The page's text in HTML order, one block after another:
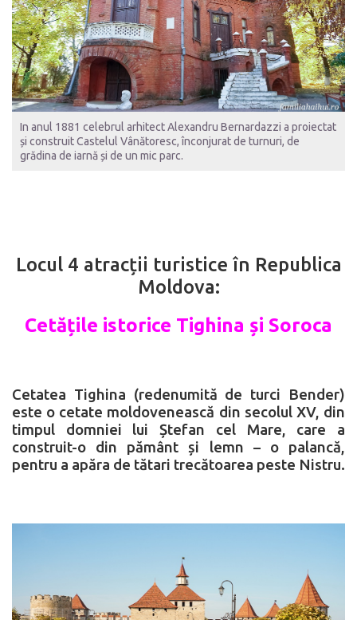
In anul 1881 celebrul arhitect Alexandru Bernardazzi a proiectat
și construit Castelul Vânătoresc, înconjurat de turnuri, de
grădina de iarnă și de un mic parc.
Locul 4 atracții turistice în Republica
Moldova:
Cetățile istorice Tighina și Soroca
Cetatea Tighina (redenumită de turci Bender)
este o cetate moldovenească din secolul XV, din
timpul domniei lui Ștefan cel Mare, care a
construit-o din pământ și lemn – o palancă,
pentru a apăra de tătari trecătoarea peste Nistru.